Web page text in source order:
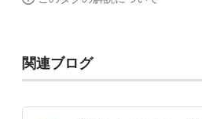
関連ブログ